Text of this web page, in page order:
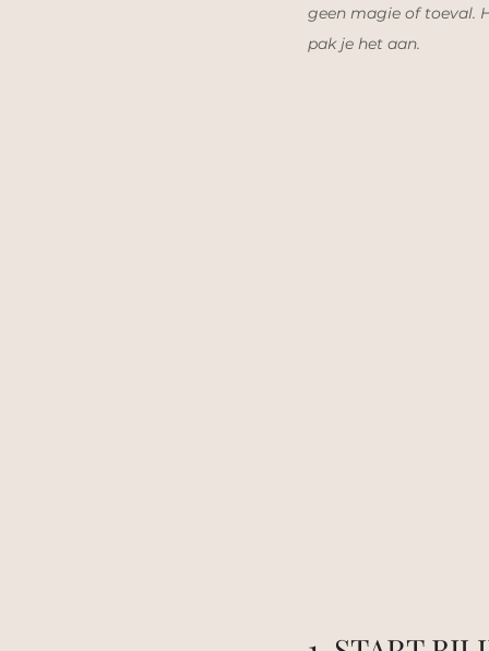
geen magie of toeval.
pak je het aan.